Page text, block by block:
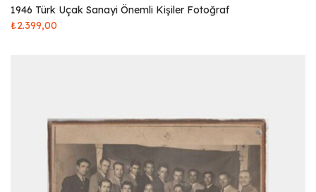
1946 Türk Uçak Sanayi Önemli Kişiler Fotoğraf
₺2.399,00